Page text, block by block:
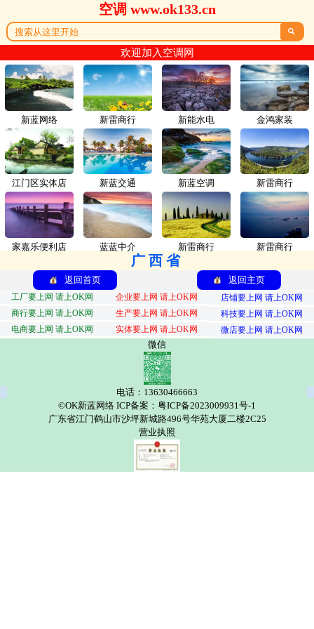
空调 www.ok133.cn

欢迎加入空调网
新蓝网络 新雷商行
江门区实体店 新蓝交通
家嘉乐便利店 蓝蓝中介
新能水电 金鸿家装
新蓝空调 新雷商行
新雷商行 新雷商行
广西省
返回首页 返回主页
工厂要上网 请上OK网 企业要上网 请上OK网
店铺要上网 请上OK网
商行要上网 请上OK网
生产要上网 请上OK网
科技要上网 请上OK网
电商要上网 请上OK网
实体要上网 请上OK网 微店要上网 请上OK网
微信
电话：13630466663
©OK新蓝网络 ICP备案：粤ICP备2023009931号-1
广东省江门鹤山市沙坪新城路496号华苑大厦二楼2C25
营业执照